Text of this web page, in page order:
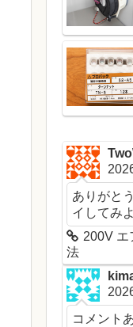
ありがと
イしてみ
200V エ
法
コメント